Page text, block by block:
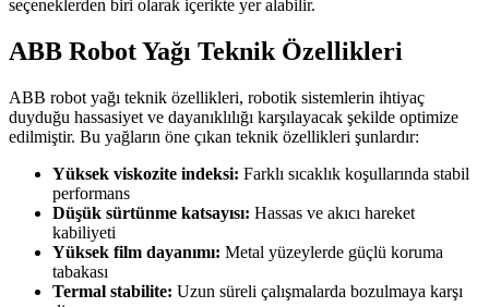
seçeneklerden biri olarak içerikte yer alabilir.
ABB Robot Yağı Teknik Özellikleri
ABB robot yağı teknik özellikleri, robotik sistemlerin ihtiyaç
duyduğu hassasiyet ve dayanıklılığı karşılayacak şekilde optimize
edilmiştir. Bu yağların öne çıkan teknik özellikleri şunlardır:
Yüksek viskozite indeksi: Farklı sıcaklık koşullarında stabil
performans
Düşük sürtünme katsayısı: Hassas ve akıcı hareket
kabiliyeti
Yüksek film dayanımı: Metal yüzeylerde güçlü koruma
tabakası
Termal stabilite: Uzun süreli çalışmalarda bozulmaya karşı